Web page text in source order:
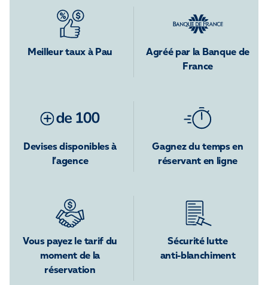
Meilleur taux à Pau
Agréé par la Banque de
France
Devises disponibles à
l’agence
Gagnez du temps en
réservant en ligne
Vous payez le tarif du
moment de la
réservation
Sécurité lutte
anti-blanchiment